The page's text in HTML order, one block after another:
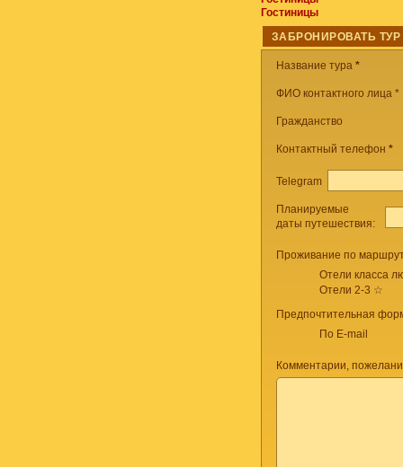
Гостиницы
ЗАБРОНИРОВАТЬ ТУР
Название тура *
ФИО контактного лица *
Гражданство
Контактный телефон *
Telegram
Планируемые
даты путешествия:
Проживание по
Отели класса
Отели 2-3 ☆
Предпочтительная
По E-mail
Комментарии,